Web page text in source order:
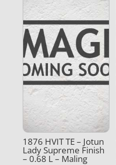
1876 HVIT TE – Jotun
Lady Supreme Finish
– 0.68 L – Maling